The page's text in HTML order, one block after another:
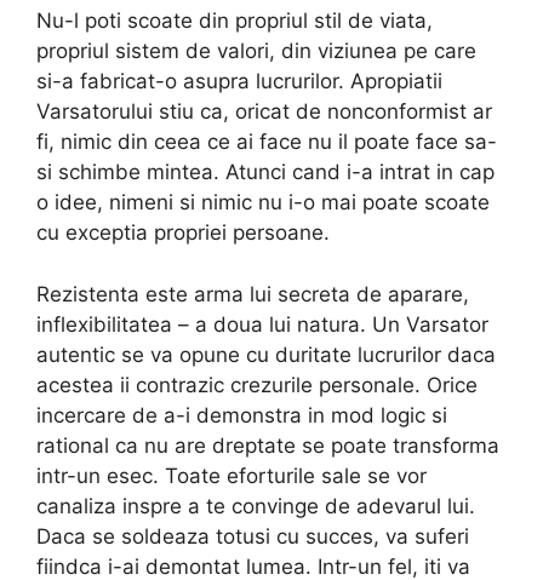
Nu-l poti scoate din propriul stil de viata,
propriul sistem de valori, din viziunea pe care
si-a fabricat-o asupra lucrurilor. Apropiatii
Varsatorului stiu ca, oricat de nonconformist ar
fi, nimic din ceea ce ai face nu il poate face sa-
si schimbe mintea. Atunci cand i-a intrat in cap
o idee, nimeni si nimic nu i-o mai poate scoate
cu exceptia propriei persoane.
Rezistenta este arma lui secreta de aparare,
inflexibilitatea – a doua lui natura. Un Varsator
autentic se va opune cu duritate lucrurilor daca
acestea ii contrazic crezurile personale. Orice
incercare de a-i demonstra in mod logic si
rational ca nu are dreptate se poate transforma
intr-un esec. Toate eforturile sale se vor
canaliza inspre a te convinge de adevarul lui.
Daca se soldeaza totusi cu succes, va suferi
fiindca i-ai demontat lumea. Intr-un fel, iti va